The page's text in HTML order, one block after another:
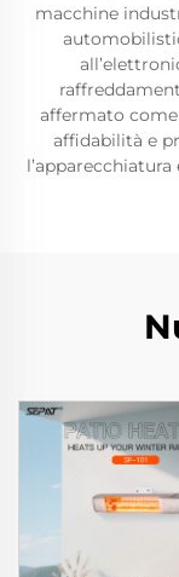
macchine
affermato
affidabilità e